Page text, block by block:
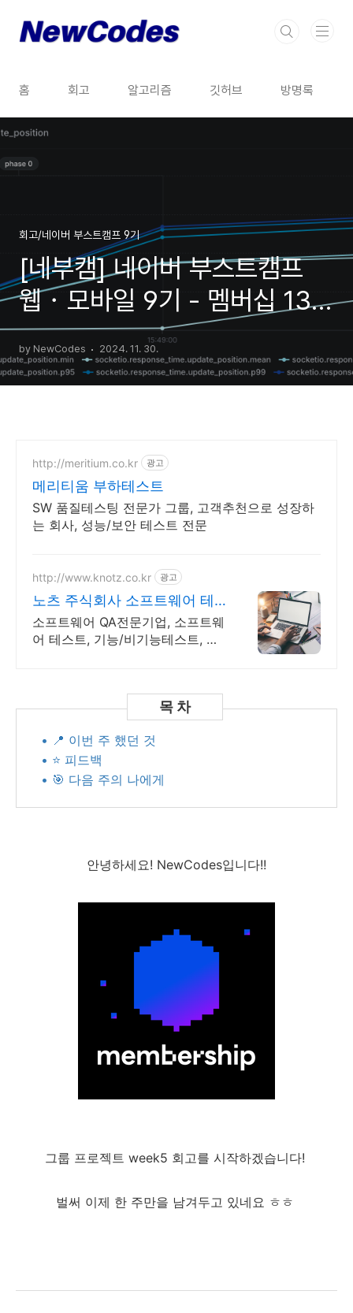
홈 회고 알고리즘 깃허브 방명록
회고/네이버 부스트캠프 9기
[네부캠] 네이버 부스트캠프
웹・모바일 9기 - 멤버십 13주
차 회고 (그룹프로젝트
week5)
by NewCodes 2024. 11. 30.
http://meritium.co.kr 광고
메리티움 부하테스트
SW 품질테스팅 전문가 그룹, 고객추천으로 성장하
는 회사, 성능/보안 테스트 전문
http://www.knotz.co.kr 광고
노츠 주식회사 소프트웨어 테
스트 전문기업
소프트웨어 QA전문기업, 소프트웨
어 테스트, 기능/비기능테스트, 글
• 📍 이번 주 했던 것
• ⭐️ 피드백
• 🎯 다음 주의 나에게
안녕하세요! NewCodes입니다!!
그룹 프로젝트 week5 회고를 시작하겠습니다!
벌써 이제 한 주만을 남겨두고 있네요 ㅎㅎ